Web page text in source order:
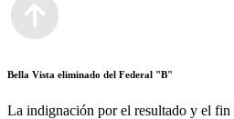
Bella Vista eliminado del Federal "B"
La indignación por el resultado y el fin